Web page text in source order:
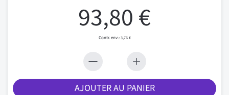
93,80 €
3,76 €
AJOUTER AU PANIER